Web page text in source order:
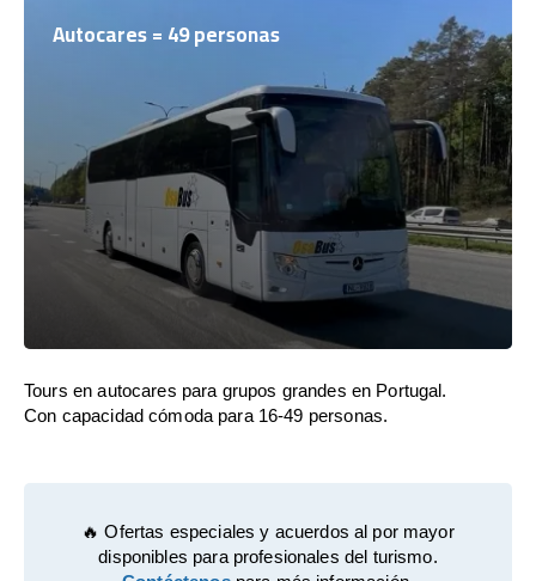
Autocares = 49 personas
Tours en autocares para grupos grandes en Portugal.
Con capacidad cómoda para 16-49 personas.
🔥 Ofertas especiales y acuerdos al por mayor
disponibles para profesionales del turismo.